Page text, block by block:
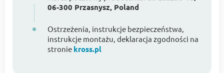
06-300 Przasnysz, Poland
Ostrzeżenia, instrukcje bezpieczeństwa,
instrukcje montażu, deklaracja zgodności na
stronie kross.pl